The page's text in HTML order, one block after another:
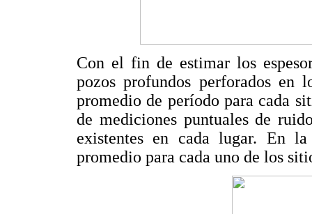
Con el fin de estimar los
pozos profundos perforados en
promedio de período para cada
de mediciones puntuales de
existentes en cada lugar. En
promedio para cada uno de los